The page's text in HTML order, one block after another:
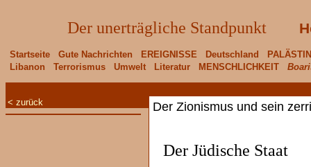
Der unerträgliche Standpunkt
Startseite Gute Nachrichten EREIGNISSE Deutschland
Libanon
Terrorismus Umwelt Literatur MENSCHLICHKEIT
< zurück Der Zionismus und sein
Der Jüdische Staat